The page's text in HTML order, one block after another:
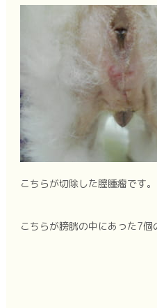
こちらが切除した膣腫瘤です。
こちらが膀胱の中にあった7個